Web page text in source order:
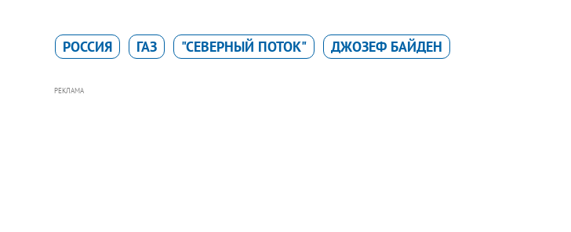
РОССИЯ ГАЗ "СЕВЕРНЫЙ ПОТОК" ДЖОЗЕФ БАЙДЕН
РЕКЛАМА